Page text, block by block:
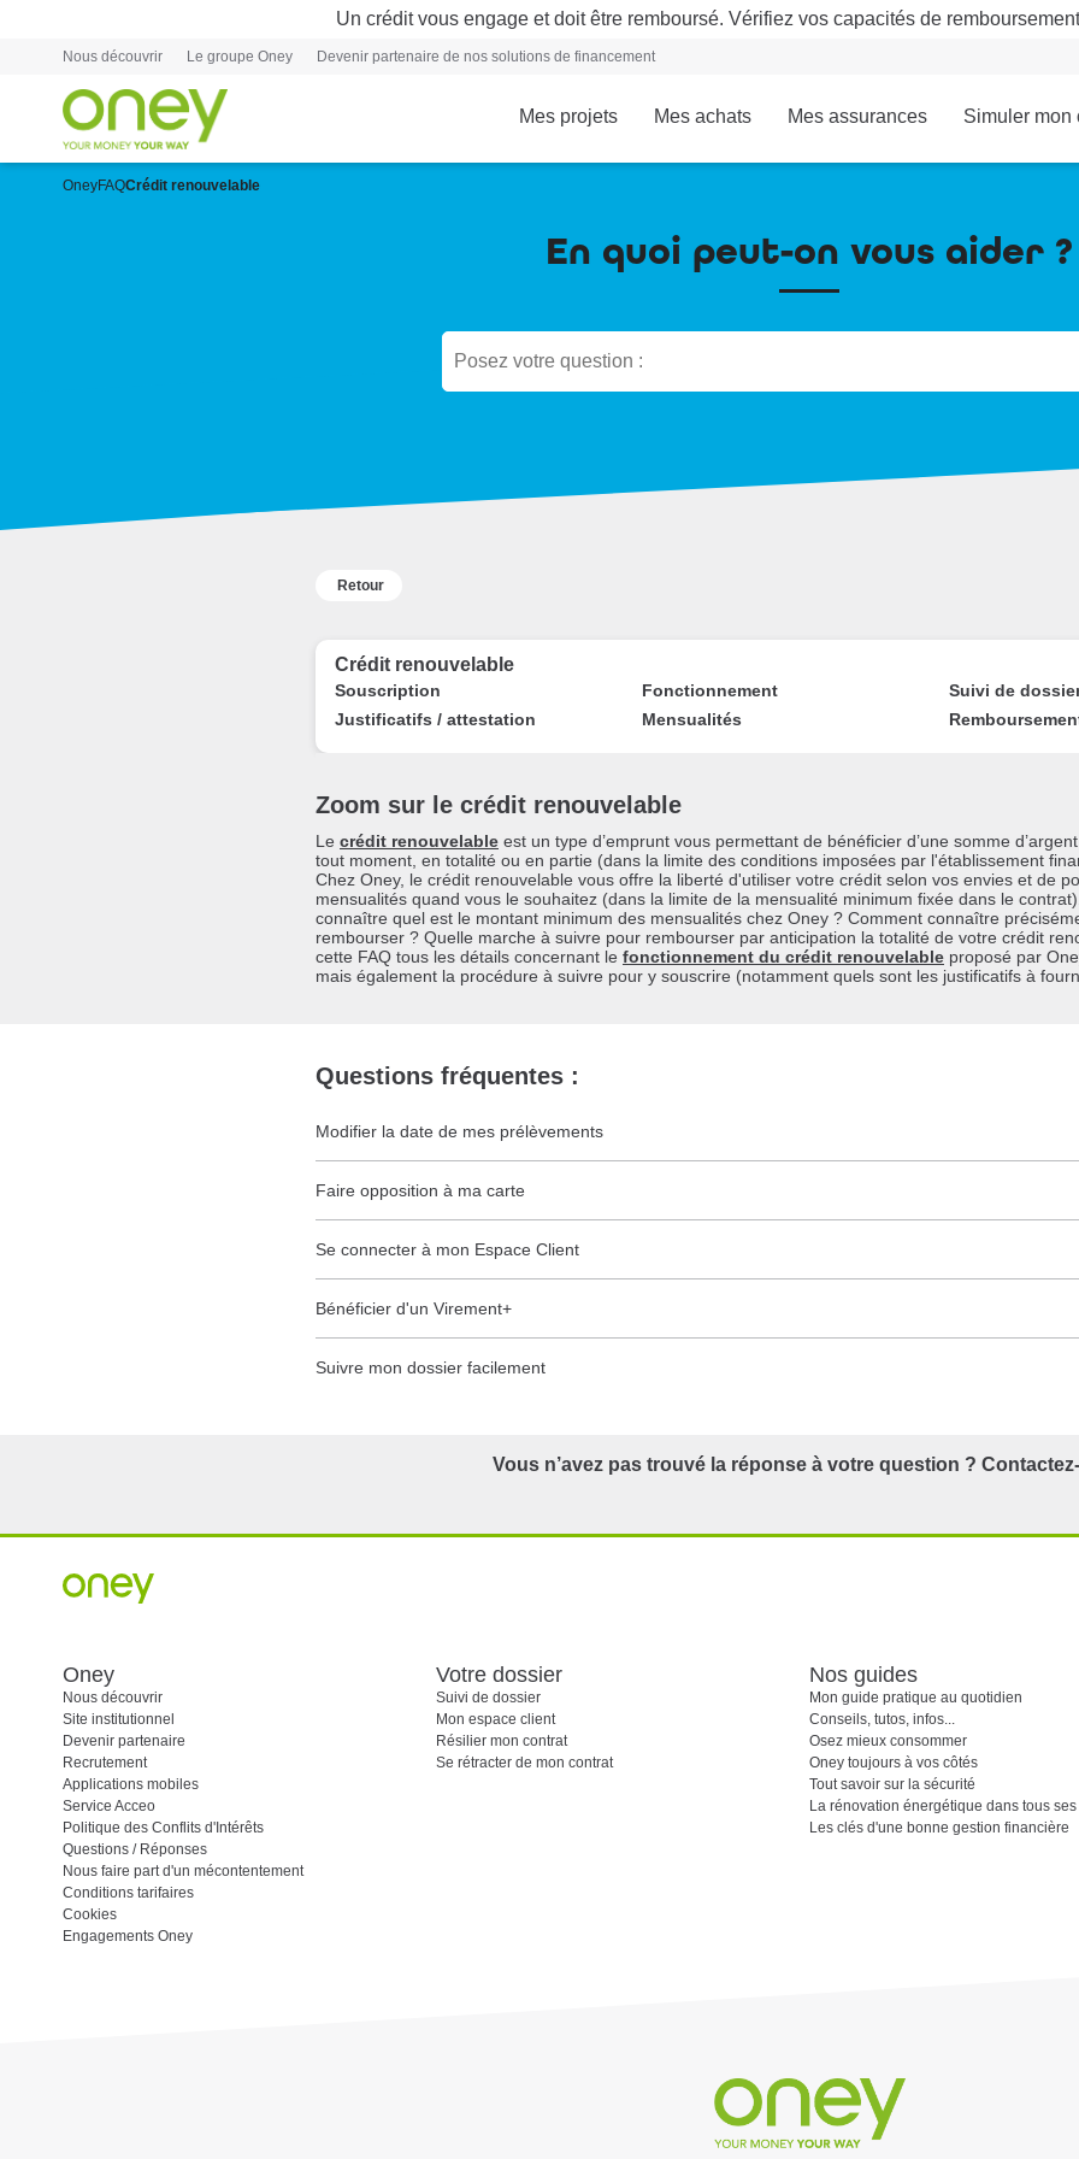
Un crédit vous engage et doit être remboursé. Vérifiez vos capacités de
Nous découvrir Le groupe Oney Devenir partenaire de nos solutions de financement
Mes projets Mes achats Mes assurances Simuler mon
OneyFAQCrédit renouvelable
En quoi peut-on vous aider ?
Retour
Crédit renouvelable
Souscription Fonctionnement
Suivi de
Justificatifs / attestation
Mensualités
Zoom sur le crédit renouvelable
Le crédit renouvelable est un type d’emprunt vous permettant de bénéficier d’une somme
tout moment, en totalité ou en partie (dans la limite des conditions imposées par l'établissement
Chez Oney, le crédit renouvelable vous offre la liberté d'utiliser votre crédit selon vos envies et de
mensualités quand vous le souhaitez (dans la limite de la mensualité minimum fixée dans le
connaître quel est le montant minimum des mensualités chez Oney ? Comment connaître
rembourser ? Quelle marche à suivre pour rembourser par anticipation la totalité de votre crédit
cette FAQ tous les détails concernant le fonctionnement du crédit renouvelable proposé par
mais également la procédure à suivre pour y souscrire (notamment quels sont les justificatifs à
Questions fréquentes :
Modifier la date de mes prélèvements
Faire opposition à ma carte
Se connecter à mon Espace Client
Bénéficier d'un Virement+
Suivre mon dossier facilement
Vous n’avez pas trouvé la réponse à votre question ?
Oney
Nous découvrir
Site institutionnel
Devenir partenaire
Recrutement
Applications mobiles
Service Acceo
Politique des Conflits d'Intérêts
Questions / Réponses
Nous faire part d'un mécontentement
Conditions tarifaires
Cookies
Engagements Oney
Votre dossier
Suivi de dossier
Mon espace client
Résilier mon contrat
Se rétracter de mon contrat
Nos guides
Mon guide pratique au quotidien
Conseils, tutos, infos...
Osez mieux consommer
Oney toujours à vos côtés
Tout savoir sur la sécurité
La rénovation énergétique dans tous ses
Les clés d'une bonne gestion financière